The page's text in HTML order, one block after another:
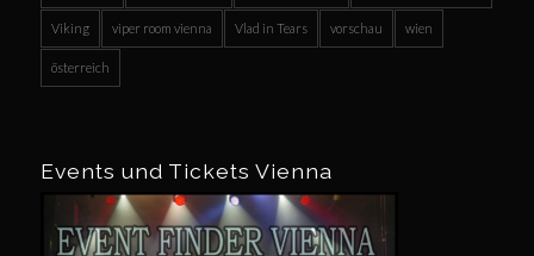
Viking viper room vienna Vlad in Tears vorschau wien
österreich
Events und Tickets Vienna